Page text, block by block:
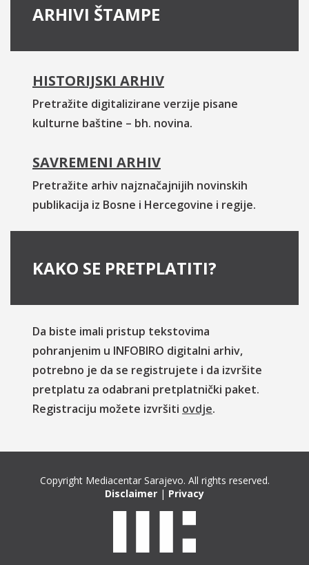
ARHIVI ŠTAMPE
HISTORIJSKI ARHIV
Pretražite digitalizirane verzije pisane
kulturne baštine – bh. novina.
SAVREMENI ARHIV
Pretražite arhiv najznačajnijih novinskih
publikacija iz Bosne i Hercegovine i regije.
KAKO SE PRETPLATITI?
Da biste imali pristup tekstovima
pohranjenim u INFOBIRO digitalni arhiv,
potrebno je da se registrujete i da izvršite
pretplatu za odabrani pretplatnički paket.
Registraciju možete izvršiti ovdje.
Copyright Mediacentar Sarajevo. All rights reserved.
Disclaimer | Privacy